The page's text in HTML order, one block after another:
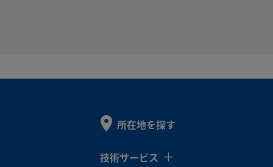
- - -
所在地を探す
技術サービス